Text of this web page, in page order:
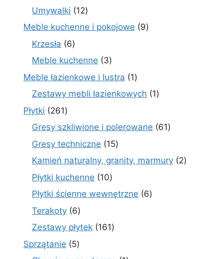
produkt
Umywalki 1212
produktów
Meble kuchenne i pokojowe 99
Krzesła 66
produktów
Meble kuchenne 33
produkty
Meble łazienkowe i lustra 11
produkt
Zestawy mebli łazienkowych 11
Płytki 261261
produktów
Gresy szkliwione i polerowane 6161
Gresy techniczne 1515
produktów
Kamień naturalny, granity, marmury 22
Płytki kuchenne 1010
produktów
Płytki ścienne wewnętrzne 66
Terakoty 66
produktów
Zestawy płytek 161161
Sprzątanie 55
produktów